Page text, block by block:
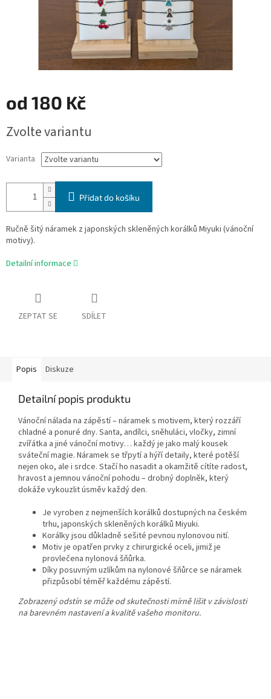
od 180 Kč
cena:
Zvolte variantu
Varianta
Přidat do košíku
Ručně šitý náramek z japonských skleněných korálků Miyuki (vánoční
motivy).
Detailní informace
ZEPTAT SE SDÍLET
Popis Diskuze
Detailní popis produktu
Vánoční nálada na zápěstí – náramek s motivem, který rozzáří
chladné a ponuré dny. Santa, andílci, sněhuláci, vločky, zimní
zvířátka a jiné vánoční motivy… každý je jako malý kousek
sváteční magie. Náramek se třpytí a hýří detaily, které potěší
nejen oko, ale i srdce. Stačí ho nasadit a okamžitě cítíte radost,
hravost a jemnou vánoční pohodu – drobný doplněk, který
dokáže vykouzlit úsměv každý den.
Je vyroben z nejmenších korálků dostupných na českém
trhu, japonských skleněných korálků Miyuki.
Korálky jsou důkladně sešité pevnou nylonovou nití.
Motiv je opatřen prvky z chirurgické oceli, jimiž je
provlečena nylonová šňůrka.
Díky posuvným uzlíkům na nylonové šňůrce se náramek
přizpůsobí téměř každému zápěstí.
Zobrazený odstín se může od skutečnosti mírně lišit v závislosti
na barevném nastavení a kvalitě vašeho monitoru.